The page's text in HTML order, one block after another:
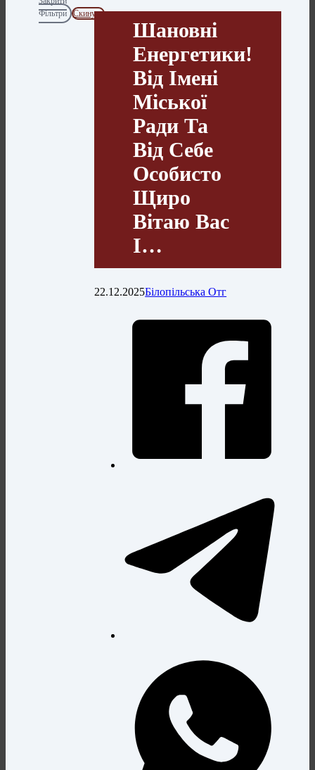
Фільтри
Скинути
Шановні
Енергетики!
Від Імені
Міської
Ради Та
Від Себе
Особисто
Щиро
Вітаю Вас
І…
22.12.2025Білопільська Отг